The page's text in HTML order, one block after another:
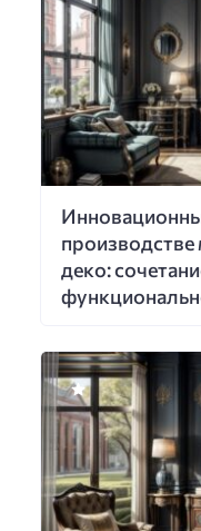
производстве
деко: